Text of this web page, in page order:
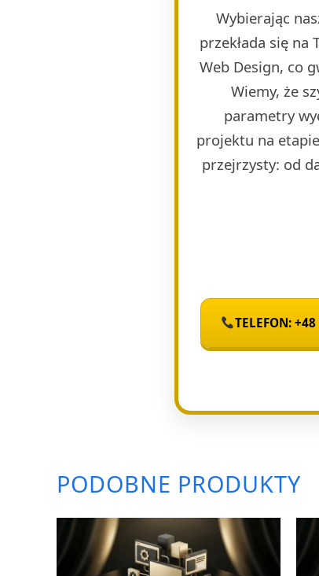
Wybierając
przekłada się
Web Design, co
Wiemy, że
parametry
projektu na
przejrzysty: od
TELEFON:
PODOBNE PRODUKTY